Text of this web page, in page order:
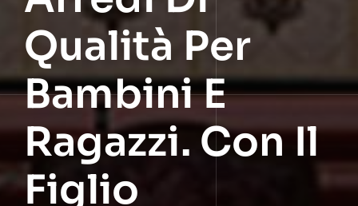
Qualità Per
Bambini E
Ragazzi. Con Il
Figlio